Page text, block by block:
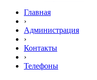
Главная
›
Администрация
›
Контакты
›
Телефоны